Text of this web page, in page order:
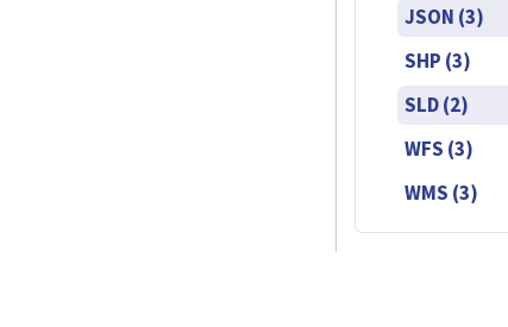
JSON (3)
SHP (3)
SLD (2)
WFS (3)
WMS (3)